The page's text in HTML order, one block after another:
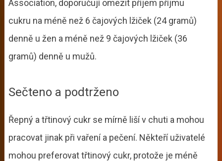
Association, doporučují omezit příjem příjmu
cukru na méně než 6 čajových lžiček (24 gramů)
denně u žen a méně než 9 čajových lžiček (36
gramů) denně u mužů.
Sečteno a podtrženo
Řepný a třtinový cukr se mírně liší v chuti a mohou
pracovat jinak při vaření a pečení. Někteří uživatelé
mohou preferovat třtinový cukr, protože je méně